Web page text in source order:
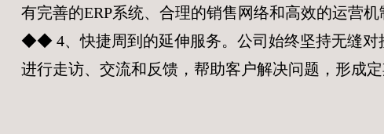
有完善的ERP系统、合理的销售网络和高效的运营机
◆◆ 4、快捷周到的延伸服务。公司始终坚持无缝对
进行走访、交流和反馈，帮助客户解决问题，形成